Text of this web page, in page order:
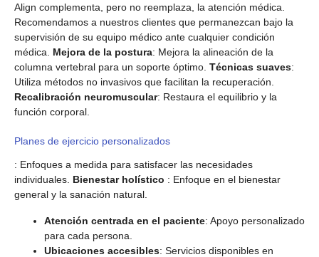
Align complementa, pero no reemplaza, la atención médica.
Recomendamos a nuestros clientes que permanezcan bajo la
supervisión de su equipo médico ante cualquier condición
médica. Mejora de la postura: Mejora la alineación de la
columna vertebral para un soporte óptimo. Técnicas suaves:
Utiliza métodos no invasivos que facilitan la recuperación.
Recalibración neuromuscular: Restaura el equilibrio y la
función corporal.
Planes de ejercicio personalizados
: Enfoques a medida para satisfacer las necesidades
individuales. Bienestar holístico : Enfoque en el bienestar
general y la sanación natural.
Atención centrada en el paciente: Apoyo personalizado
para cada persona.
Ubicaciones accesibles: Servicios disponibles en